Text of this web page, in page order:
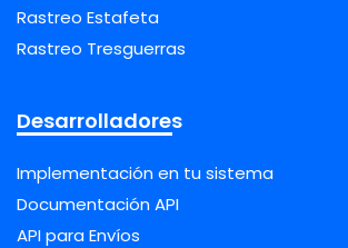
Rastreo Estafeta
Rastreo Tresguerras
Desarrolladores
Implementación en tu sistema
Documentación API
API para Envíos